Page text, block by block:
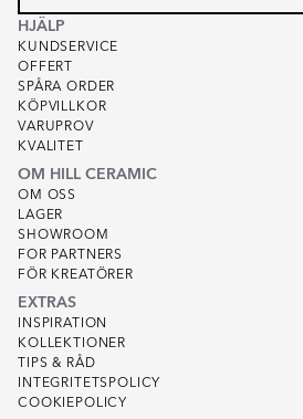
HJÄLP
KUNDSERVICE
OFFERT
SPÅRA ORDER
KÖPVILLKOR
VARUPROV
KVALITET
OM HILL CERAMIC
OM OSS
LAGER
SHOWROOM
FOR PARTNERS
FÖR KREATÖRER
EXTRAS
INSPIRATION
KOLLEKTIONER
TIPS & RÅD
INTEGRITETSPOLICY
COOKIEPOLICY